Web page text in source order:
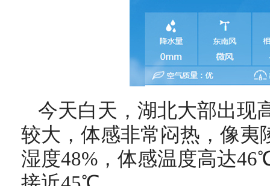
今天白天，湖北大部出现
较大，体感非常闷热，像夷
湿度48%，体感温度高达